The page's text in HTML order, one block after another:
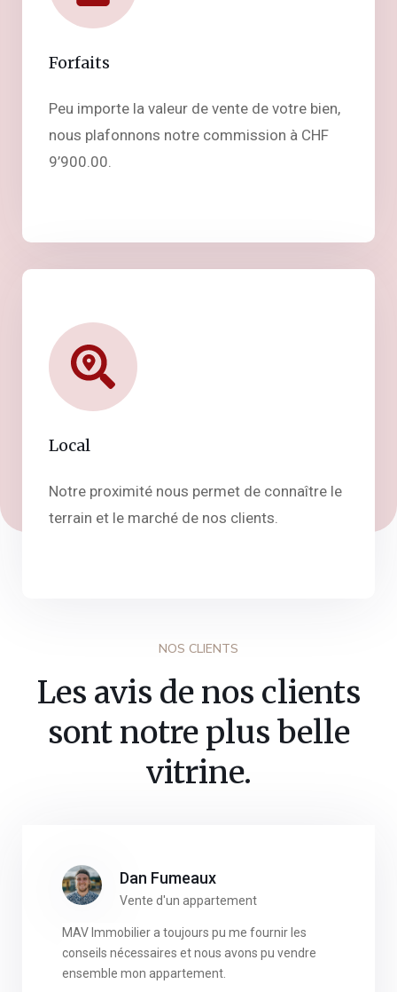
Forfaits
Peu importe la valeur de vente de votre bien,
nous plafonnons notre commission à CHF
9’900.00.
Local
Notre proximité nous permet de connaître le
terrain et le marché de nos clients.
NOS CLIENTS
Les avis de nos clients
sont notre plus belle
vitrine.
Dan Fumeaux
Vente d'un appartement
MAV Immobilier a toujours pu me fournir les
conseils nécessaires et nous avons pu vendre
ensemble mon appartement.